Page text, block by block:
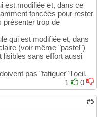
est modifiée et, dans ce
foncées pour rester
présenter trop de
qui est modifiée et, dans
(voir même "pastel")
lisibles sans effort aussi
pas "fatiguer" l'oeil.
1
0
#5